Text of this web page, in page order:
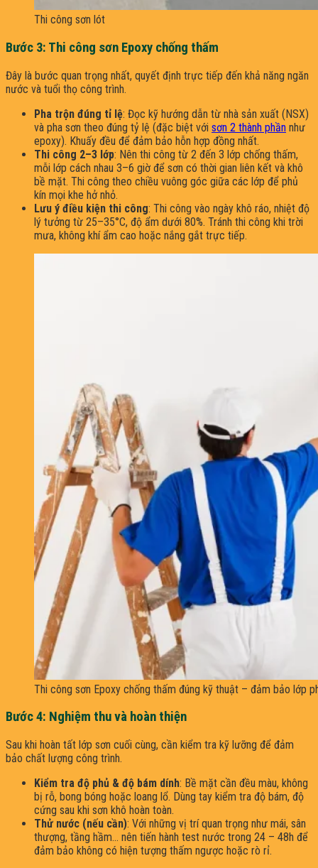
Thi công sơn lót
Bước 3: Thi công sơn Epoxy chống thấm
Đây là bước quan trọng nhất, quyết định trực tiếp đến khả năng ngăn
nước và tuổi thọ công trình.
Pha trộn đúng tỉ lệ: Đọc kỹ hướng dẫn từ nhà sản xuất (NSX)
và pha sơn theo đúng tỷ lệ (đặc biệt với sơn 2 thành phần như
epoxy). Khuấy đều để đảm bảo hỗn hợp đồng nhất.
Thi công 2–3 lớp: Nên thi công từ 2 đến 3 lớp chống thấm,
mỗi lớp cách nhau 3–6 giờ để sơn có thời gian liên kết và khô
bề mặt. Thi công theo chiều vuông góc giữa các lớp để phủ
kín mọi khe hở nhỏ.
Lưu ý điều kiện thi công: Thi công vào ngày khô ráo, nhiệt độ
lý tưởng từ 25–35°C, độ ẩm dưới 80%. Tránh thi công khi trời
mưa, không khí ẩm cao hoặc nắng gắt trực tiếp.
Thi công sơn Epoxy chống thấm đúng kỹ thuật – đảm bảo lớp
Bước 4: Nghiệm thu và hoàn thiện
Sau khi hoàn tất lớp sơn cuối cùng, cần kiểm tra kỹ lưỡng để đảm
bảo chất lượng công trình.
Kiểm tra độ phủ & độ bám dính: Bề mặt cần đều màu, không
bị rỗ, bong bóng hoặc loang lổ. Dùng tay kiểm tra độ bám, độ
cứng sau khi sơn khô hoàn toàn.
Thử nước (nếu cần): Với những vị trí quan trọng như mái, sân
thượng, tầng hầm… nên tiến hành test nước trong 24 – 48h để
đảm bảo không có hiện tượng thấm ngược hoặc rò rỉ.